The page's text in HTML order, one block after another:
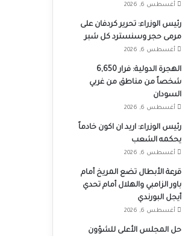
أغسطس 6, 2026
رئيس الوزراء: تحرير كردفان على
مرمى حجر وسنسترد كل شبر
أغسطس 6, 2026
الهجرة الدولية: فرار 6,650
شخصاً من مناطق من غربي
السودان
أغسطس 6, 2026
رئيس الوزراء: اريد ان اكون خادماً
يحكمه الشعب
أغسطس 6, 2026
قرعة الأبطال تضع المريخ أمام
باور الزامبي والهلال أمام تحدي
أيجل البورندي
أغسطس 6, 2026
حل المجلس الأعلى للشؤون